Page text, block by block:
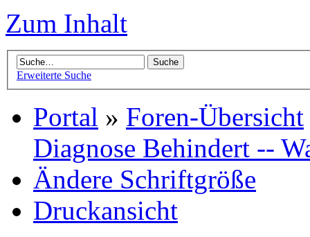
Zum Inhalt
Erweiterte Suche
Portal » Foren-Übersicht
Diagnose Behindert --
Ändere Schriftgröße
Druckansicht